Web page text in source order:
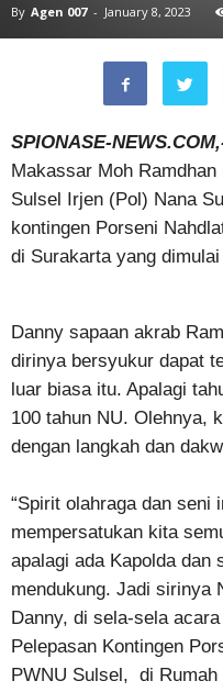
By Agen 007 - January 8, 2023
SPIONASE-
Makassar Moh
Sulsel Irjen (Pol) Nana
kontingen Porseni
di Surakarta yang
Danny sapaan akrab
dirinya bersyukur dapat
luar biasa itu. Apalagi
100 tahun NU. Olehnya,
dengan langkah dan
“Spirit olahraga dan seni
mempersatukan kita
apalagi ada Kapolda dan
mendukung. Jadi sirinya
Danny, di sela-sela
Pelepasan Kontingen
PWNU Sulsel, di Rumah